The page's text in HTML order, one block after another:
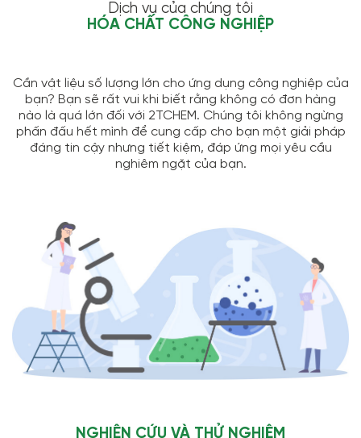
Dịch vụ của chúng tôi
HÓA CHẤT CÔNG NGHIỆP
Cần vật liệu số lượng lớn cho ứng dụng công nghiệp của
bạn? Bạn sẽ rất vui khi biết rằng không có đơn hàng
nào là quá lớn đối với 2TCHEM. Chúng tôi không ngừng
phấn đấu hết mình để cung cấp cho bạn một giải pháp
đáng tin cậy nhưng tiết kiệm, đáp ứng mọi yêu cầu
nghiêm ngặt của bạn.
NGHIÊN CỨU VÀ THỬ NGHIỆM